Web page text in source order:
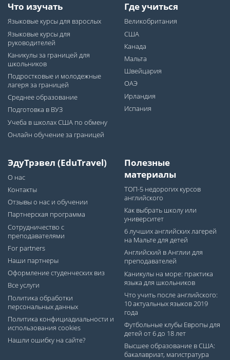
Что изучать
Языковые курсы для взрослых
Языковые курсы для
руководителей
Каникулы за границей для
школьников
Подростковые и молодежные
лагеря за границей
Среднее образование
Подготовка в ВУЗ
Учеба в школах США по обмену
Онлайн обучение за границей
Где учиться
Великобритания
США
Канада
Мальта
Швейцария
ОАЭ
Ирландия
Испания
ЭдуТрэвел (EduTravel)
О нас
Контакты
Отзывы о нас и обучении
Партнерская программа
Сотрудничество с
преподавателями
For partners
Наши партнеры
Оформление студенческих виз
Все услуги
Политика обработки
персональных данных
Политика конфициадиальности и
использования cookies
Нашли ошибку на сайте?
Полезные
материалы
ТОП-5 недорогих курсов
английского
Как выбрать школу или
университет
6 лучших английских лагерей
на Мальте для детей
Английский в Англии для
преподавателей
Каникулы на море: практика
языка для школьников
Что учить после английского:
10 актуальных языков 2019
года
Футбольные клубы Европы для
детей от 6 до 18 лет
Высшее образование в США:
бакалавриат, магистратура